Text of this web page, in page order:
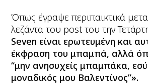
Όπως έγραψε περιπαικτικά
λεζάντα του post του την
Seven είναι ερωτευμένη και
έκφραση του μπαμπά, αλλά
“μην ανησυχείς μπαμπάκα, εσύ
μοναδικός μου Βαλεντίνος”».